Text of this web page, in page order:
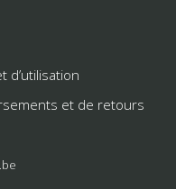
d’utilisation
et de retours